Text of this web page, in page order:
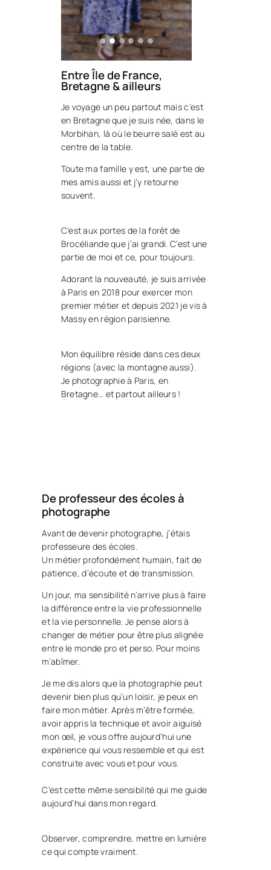
Entre Île de France,
Bretagne & ailleurs
Je voyage un peu partout mais c’est
en Bretagne que je suis née, dans le
Morbihan, là où le beurre salé est au
centre de la table.
Toute ma famille y est, une partie de
mes amis aussi et j’y retourne
souvent.
C’est aux portes de la forêt de
Brocéliande que j’ai grandi. C’est une
partie de moi et ce, pour toujours.
Adorant la nouveauté, je suis arrivée
à Paris en 2018 pour exercer mon
premier métier et depuis 2021 je vis à
Massy en région parisienne.
Mon équilibre réside dans ces deux
régions (avec la montagne aussi).
Je photographie à Paris, en
Bretagne… et partout ailleurs !
De professeur des écoles à
photographe
Avant de devenir photographe, j’étais
professeure des écoles.
Un métier profondément humain, fait de
patience, d’écoute et de transmission.
Un jour, ma sensibilité n’arrive plus à faire
la différence entre la vie professionnelle
et la vie personnelle. Je pense alors à
changer de métier pour être plus alignée
entre le monde pro et perso. Pour moins
m’abîmer.
Je me dis alors que la photographie peut
devenir bien plus qu’un loisir, je peux en
faire mon métier. Après m’être formée,
avoir appris la technique et avoir aiguisé
mon œil, je vous offre aujourd’hui une
expérience qui vous ressemble et qui est
construite avec vous et pour vous.
C’est cette même sensibilité qui me guide
aujourd’hui dans mon regard.
Observer, comprendre, mettre en lumière
ce qui compte vraiment.